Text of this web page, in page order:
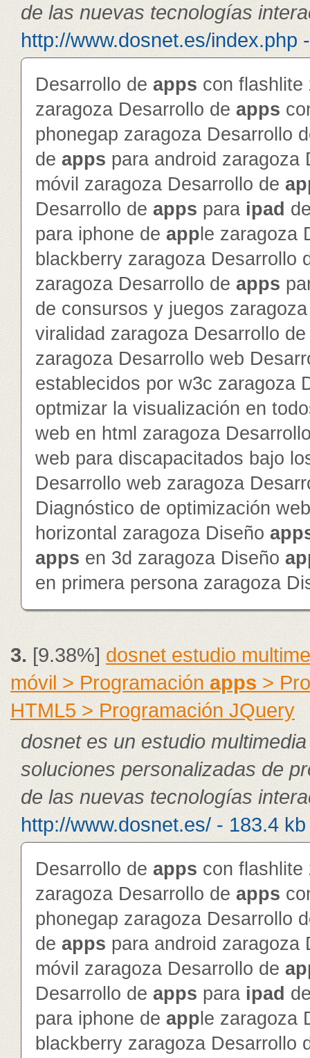
de las nuevas tecnologías
http://www.dosnet.es/index.php
Desarrollo de apps con
zaragoza Desarrollo de apps
phonegap zaragoza Desarrollo
de apps para android
móvil zaragoza Desarrollo de
Desarrollo de apps para ipad
para iphone de app le zaragoza
blackberry zaragoza Desarrollo
zaragoza Desarrollo de apps
de consursos y juegos
viralidad zaragoza Desarrollo
zaragoza Desarrollo web
establecidos por w3c zaragoza
optmizar la visualización en
web en html zaragoza
web para discapacitados bajo
Desarrollo web zaragoza
Diagnóstico de optimización
horizontal zaragoza Diseño app
apps en 3d zaragoza Diseño
en primera persona zaragoza
3. [9.38%] dosnet estudio
móvil > Programación apps>
HTML5 > Programación JQuery
dosnet es un estudio
soluciones personalizadas de
de las nuevas tecnologías
http://www.dosnet.es/ - 183.4 kb
Desarrollo de apps con
zaragoza Desarrollo de apps
phonegap zaragoza Desarrollo
de apps para android
móvil zaragoza Desarrollo de
Desarrollo de apps para ipad
para iphone de app le zaragoza
blackberry zaragoza Desarrollo